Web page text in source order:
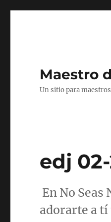
Maestro
Un sitio para
edj
En No
adorarte a tí